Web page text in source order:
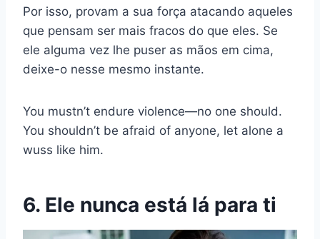
Por isso, provam a sua força atacando aqueles
que pensam ser mais fracos do que eles. Se
ele alguma vez lhe puser as mãos em cima,
deixe-o nesse mesmo instante.
You mustn’t endure violence—no one should.
You shouldn’t be afraid of anyone, let alone a
wuss like him.
6. Ele nunca está lá para ti